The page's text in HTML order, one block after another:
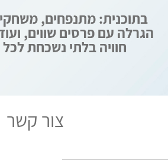
בתוכנית: מתנפחים,
הגרלה עם פרסים שווים,
חוויה בלתי נשכחת
צור קשר